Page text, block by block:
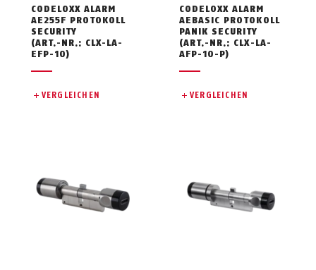
CODELOXX ALARM
AE255F PROTOKOLL
SECURITY
(ART.-NR.: CLX-LA-
EFP-10)
VERGLEICHEN
CODELOXX ALARM
AEBASIC PROTOKOLL
PANIK SECURITY
(ART.-NR.: CLX-LA-
AFP-10-P)
VERGLEICHEN